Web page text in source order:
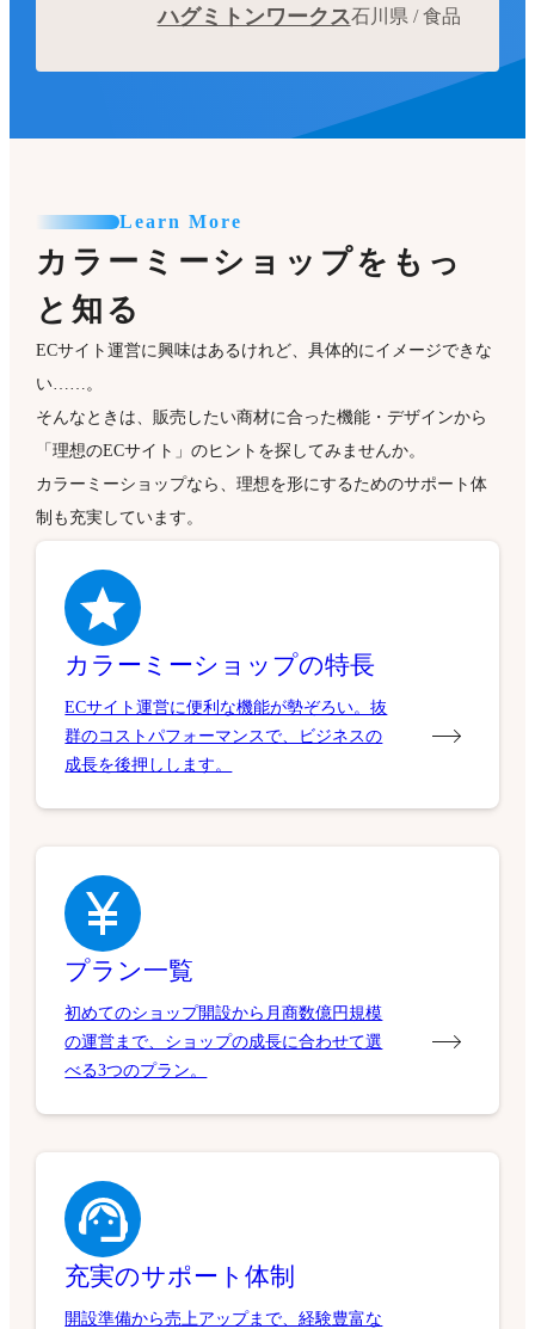
ハグミトンワークス石川県 / 食品
Learn More
カラーミーショップをもっ
と知る
ECサイト運営に興味はあるけれど、具体的にイメージできな
い……。
そんなときは、販売したい商材に合った機能・デザインから
「理想のECサイト」のヒントを探してみませんか。
カラーミーショップなら、理想を形にするためのサポート体
制も充実しています。
カラーミーショップの特長
ECサイト運営に便利な機能が勢ぞろい。抜
群のコストパフォーマンスで、ビジネスの
成長を後押しします。
プラン一覧
初めてのショップ開設から月商数億円規模
の運営まで、ショップの成長に合わせて選
べる3つのプラン。
充実のサポート体制
開設準備から売上アップまで、経験豊富な